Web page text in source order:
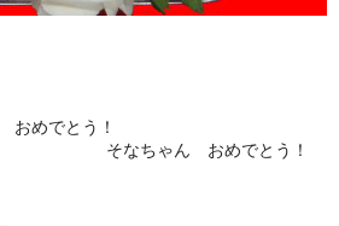
おめでとう！
そなちゃん おめでとう！